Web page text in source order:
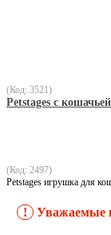
(Код: 3521)
Petstages с
(Код: 2497)
Petstages игрушка для
!
Уважаемые